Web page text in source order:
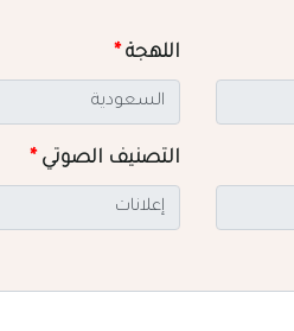
اللهجة*
التصنيف الصوتي*